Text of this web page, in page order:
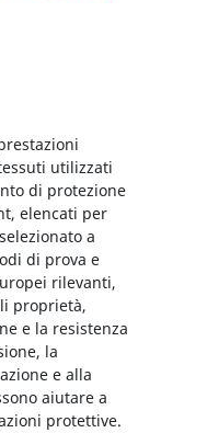
utilizzati
di protezione
elencati per
a
di prova e
rilevanti,
proprietà,
e la resistenza
la
e alla
aiutare a
protettive.